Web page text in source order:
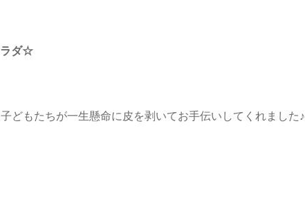
ラダ☆
どもたちが一生懸命に皮を剥いてお手伝いしてくれました♪